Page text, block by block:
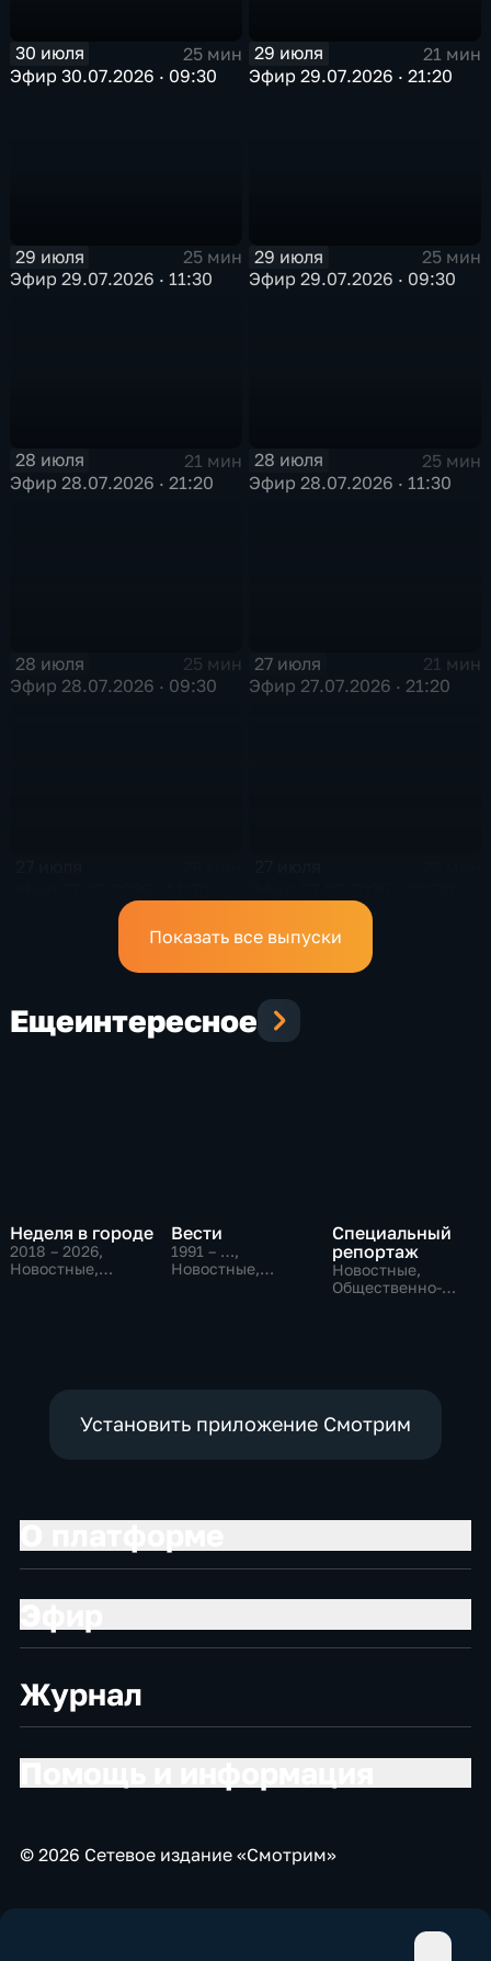
30 июля
25 мин
Эфир 30.07.2026 · 09:30
29 июля
21 мин
Эфир 29.07.2026 · 21:20
29 июля
25 мин
Эфир 29.07.2026 · 11:30
29 июля
25 мин
Эфир 29.07.2026 · 09:30
28 июля
21 мин
Эфир 28.07.2026 · 21:20
28 июля
25 мин
Эфир 28.07.2026 · 11:30
28 июля
25 мин
Эфир 28.07.2026 · 09:30
27 июля
21 мин
Эфир 27.07.2026 · 21:20
Показать все выпуски
Ещеинтересное
Неделя в городе
2018 – 2026,
Новостные,
Вести
1991 – …,
Новостные,
Специальный
репортаж
Новостные,
Общественно-
Установить приложение Смотрим
Журнал
© 2026 Сетевое издание «Смотрим»